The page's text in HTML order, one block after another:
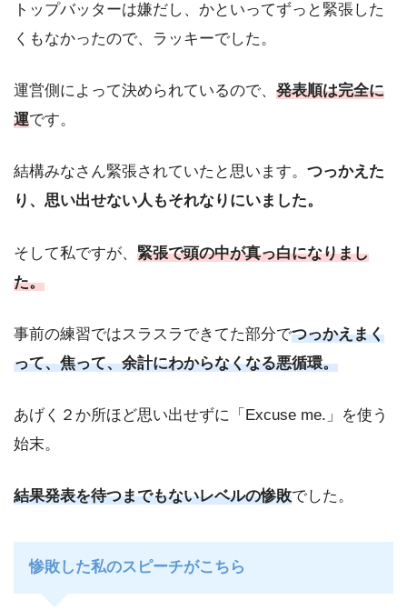
トップバッターは嫌だし、かといってずっと緊張した
くもなかったので、ラッキーでした。
運営側によって決められているので、 発表順は完全に
運です。
結構みなさん緊張されていたと思います。 つっかえた
り、思い出せない人もそれなりにいました。
そして私ですが、 緊張で頭の中が真っ白になりまし
た。
事前の練習ではスラスラできてた部分でつっかえまく
って、焦って、余計にわからなくなる悪循環。
あげく２か所ほど思い出せずに「Excuse me.」を使う
始末。
結果発表を待つまでもないレベルの惨敗でした。
惨敗した私のスピーチがこちら